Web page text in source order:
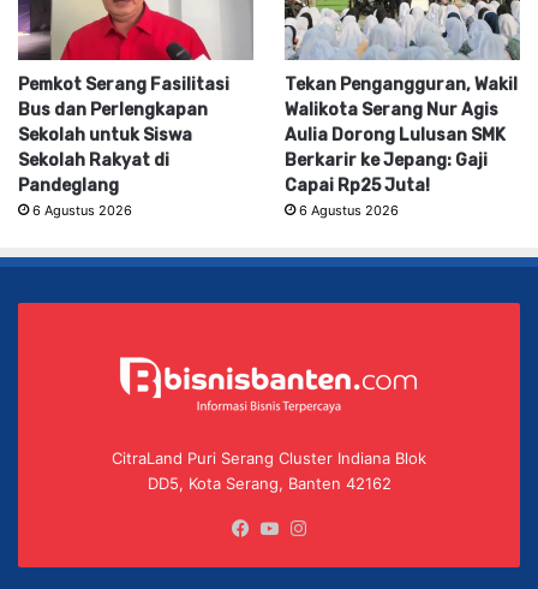
Pemkot Serang Fasilitasi
Bus dan Perlengkapan
Sekolah untuk Siswa
Sekolah Rakyat di
Pandeglang
6 Agustus 2026
Tekan Pengangguran, Wakil
Walikota Serang Nur Agis
Aulia Dorong Lulusan SMK
Berkarir ke Jepang: Gaji
Capai Rp25 Juta!
6 Agustus 2026
CitraLand Puri Serang Cluster Indiana Blok
DD5, Kota Serang, Banten 42162
Facebook
YouTube